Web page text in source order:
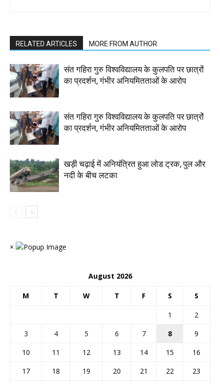
RELATED ARTICLES MORE FROM AUTHOR
संत गहिरा गुरु विश्वविद्यालय के कुलपति पर छात्रों
का प्रदर्शन, गंभीर अनियमितताओं के आरोप
संत गहिरा गुरु विश्वविद्यालय के कुलपति पर छात्रों
का प्रदर्शन, गंभीर अनियमितताओं के आरोप
खड़ी चढ़ाई में अनियंत्रित हुआ लोड ट्रक, पुल और
नदी के बीच लटका
×
August 2026
M T W T F S S
1
2
3
4 5 6 7 8
9
10
11 12 13 14 15
16
17
18 19 20 21 22
23